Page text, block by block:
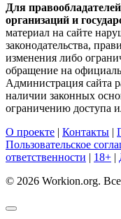
Для
организаций и
материал на сайте
законодательства,
изменения либо
обращение на
Администрация сайта
наличии законных
ограничению доступа
О проекте | Контакты |
Пользовательское
ответственности | 18+ |
© 2026 Workion.org.